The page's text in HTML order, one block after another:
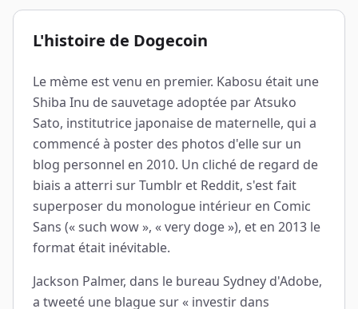
L'histoire de Dogecoin
Le mème est venu en premier. Kabosu était une
Shiba Inu de sauvetage adoptée par Atsuko
Sato, institutrice japonaise de maternelle, qui a
commencé à poster des photos d'elle sur un
blog personnel en 2010. Un cliché de regard de
biais a atterri sur Tumblr et Reddit, s'est fait
superposer du monologue intérieur en Comic
Sans (« such wow », « very doge »), et en 2013 le
format était inévitable.
Jackson Palmer, dans le bureau Sydney d'Adobe,
a tweeté une blague sur « investir dans